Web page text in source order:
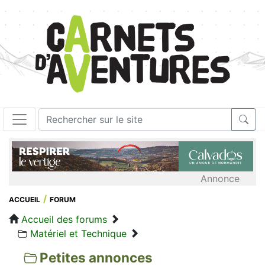
Annonce
ACCUEIL FORUM
Accueil des forums
Matériel et Technique
Petites annonces